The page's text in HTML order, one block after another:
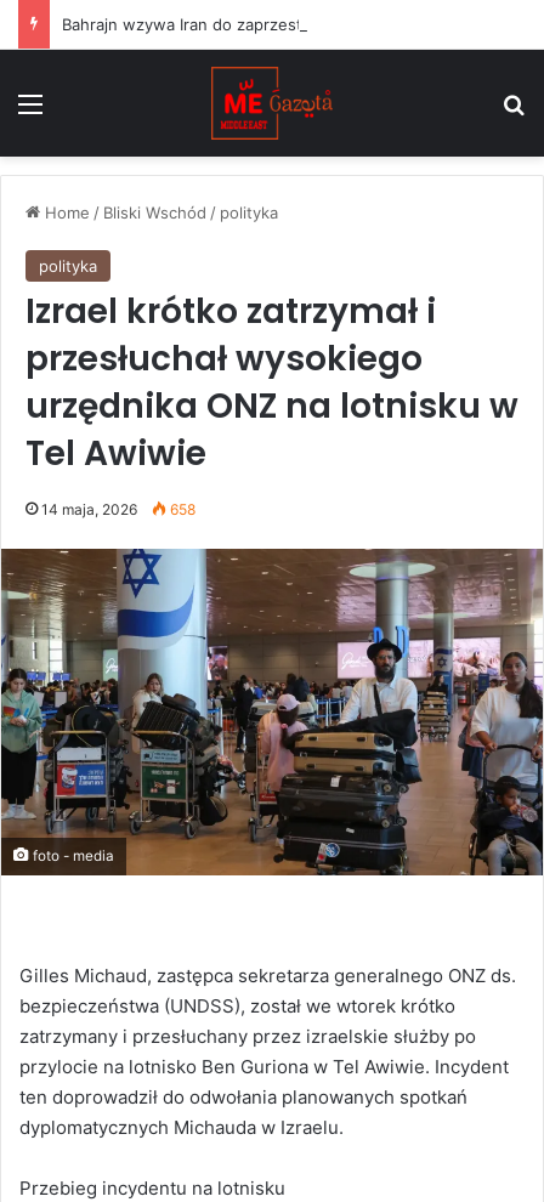
Home / Bliski Wschód / polityka
polityka
Izrael krótko zatrzymał i
przesłuchał wysokiego
urzędnika ONZ na lotnisku w
Tel Awiwie
14 maja, 2026 658
foto - media
Gilles Michaud, zastępca sekretarza generalnego ONZ ds.
bezpieczeństwa (UNDSS), został we wtorek krótko
zatrzymany i przesłuchany przez izraelskie służby po
przylocie na lotnisko Ben Guriona w Tel Awiwie. Incydent
ten doprowadził do odwołania planowanych spotkań
dyplomatycznych Michauda w Izraelu.
Przebieg incydentu na lotnisku